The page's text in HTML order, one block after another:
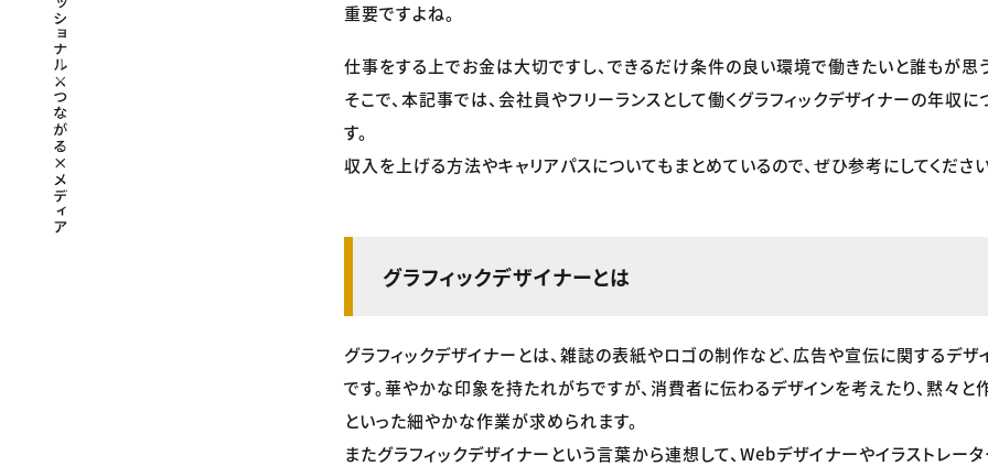
重要ですよね。
仕事をする上でお金は大切ですし、できるだけ条件の良い環境で働きたいと誰もが思う
そこで、本記事では、会社員やフリーランスとして働くグラフィックデザイナーの年収
す。
収入を上げる方法やキャリアパスについてもまとめているので、ぜひ参考にしてください
グラフィックデザイナーとは
グラフィックデザイナーとは、雑誌の表紙やロゴの制作など、広告や宣伝に関するデザ
です。華やかな印象を持たれがちですが、消費者に伝わるデザインを考えたり、黙々と
といった細やかな作業が求められます。
またグラフィックデザイナーという言葉から連想して、Webデザイナーやイラストレータ